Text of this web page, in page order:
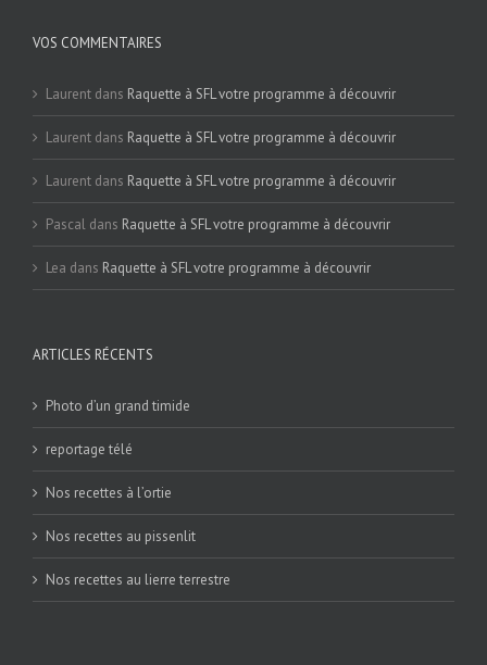
VOS COMMENTAIRES
Laurent dans Raquette à SFL votre programme à découvrir
Laurent dans Raquette à SFL votre programme à découvrir
Laurent dans Raquette à SFL votre programme à découvrir
Pascal dans Raquette à SFL votre programme à découvrir
Lea dans Raquette à SFL votre programme à découvrir
ARTICLES RÉCENTS
Photo d’un grand timide
reportage télé
Nos recettes à l’ortie
Nos recettes au pissenlit
Nos recettes au lierre terrestre